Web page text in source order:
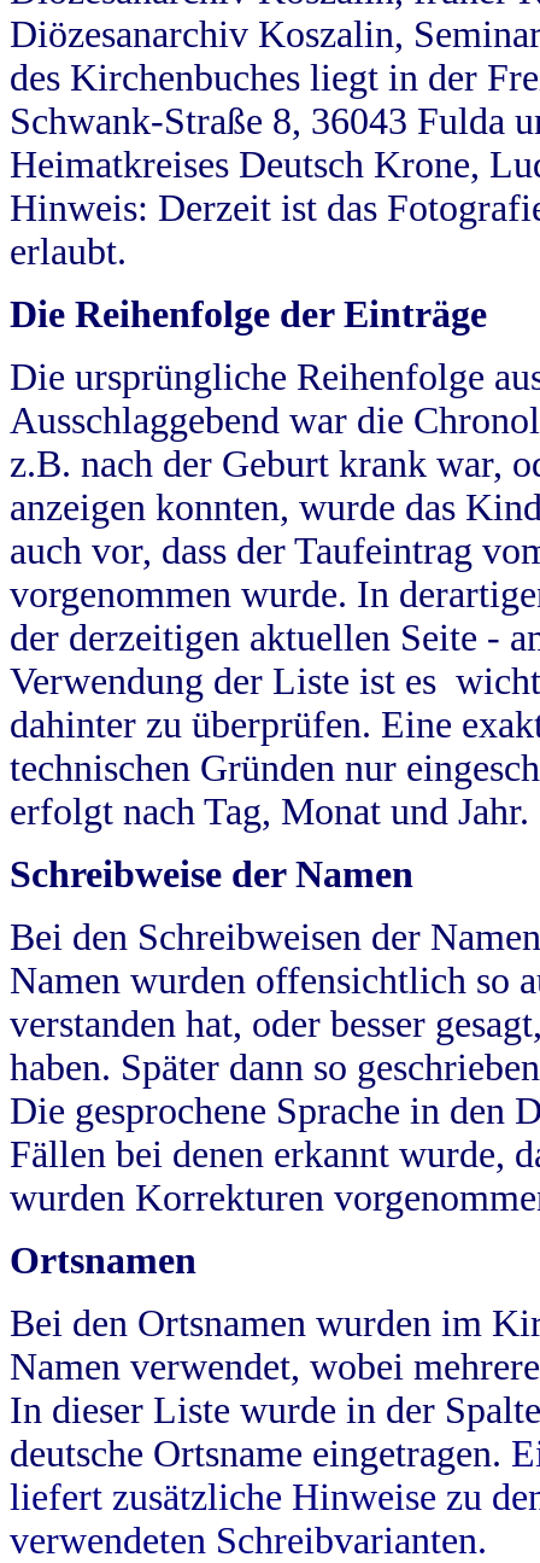
Diözesanarchiv Koszalin,
des Kirchenbuches liegt in der
Schwank-Straße 8, 36043 Fulda
Heimatkreises Deutsch Krone,
Hinweis: Derzeit ist das
erlaubt.
Die Reihenfolge der Einträge
Die ursprüngliche Reihenfolge
Ausschlaggebend war die
z.B. nach der Geburt krank war,
anzeigen konnten, wurde das
auch vor, dass der Taufeintrag
vorgenommen wurde. In
der derzeitigen aktuellen Seite -
Verwendung der Liste ist es
dahinter zu überprüfen. Eine
technischen Gründen nur
erfolgt nach Tag, Monat und Jahr.
Schreibweise der Namen
Bei den Schreibweisen der
Namen wurden offensichtlich so
verstanden hat, oder besser
haben. Später dann so
Die gesprochene Sprache in
Fällen bei denen erkannt wurde,
wurden Korrekturen
Ortsnamen
Bei den Ortsnamen wurden im
Namen verwendet, wobei
In dieser Liste wurde in der
deutsche Ortsname eingetragen.
liefert zusätzliche Hinweise zu
verwendeten Schreibvarianten.